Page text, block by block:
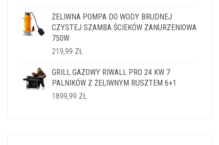
WYNOSIŁA:
1499,99 ZŁ.
WYNOSI:
1199,99 ZŁ.
ŻELIWNA POMPA DO WODY BRUDNEJ
CZYSTEJ SZAMBA ŚCIEKÓW ZANURZENIOWA
750W
219,99 ZŁ
GRILL GAZOWY RIWALL PRO 24 KW 7
PALNIKÓW Z ŻELIWNYM RUSZTEM 6+1
1899,99 ZŁ